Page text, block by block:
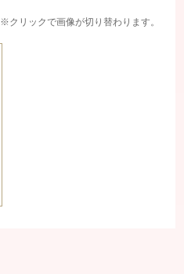
※クリックで画像が切り替わります。